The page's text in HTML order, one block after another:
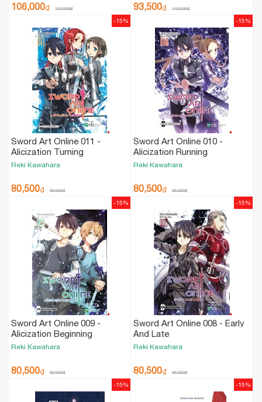
106,000₫ 125,000₫ 93,500₫ 110,000₫
Sword Art Online 011 -
Alicization Turning
Reki Kawahara
80,500₫ 95,000₫
-15%
Sword Art Online 010 -
Alicization Running
Reki Kawahara
80,500₫ 95,000₫
-15%
Sword Art Online 009 -
Alicization Beginning
Reki Kawahara
80,500₫ 95,000₫
-15%
Sword Art Online 008 - Early
And Late
Reki Kawahara
80,500₫ 95,000₫
-15%
-15% -15%